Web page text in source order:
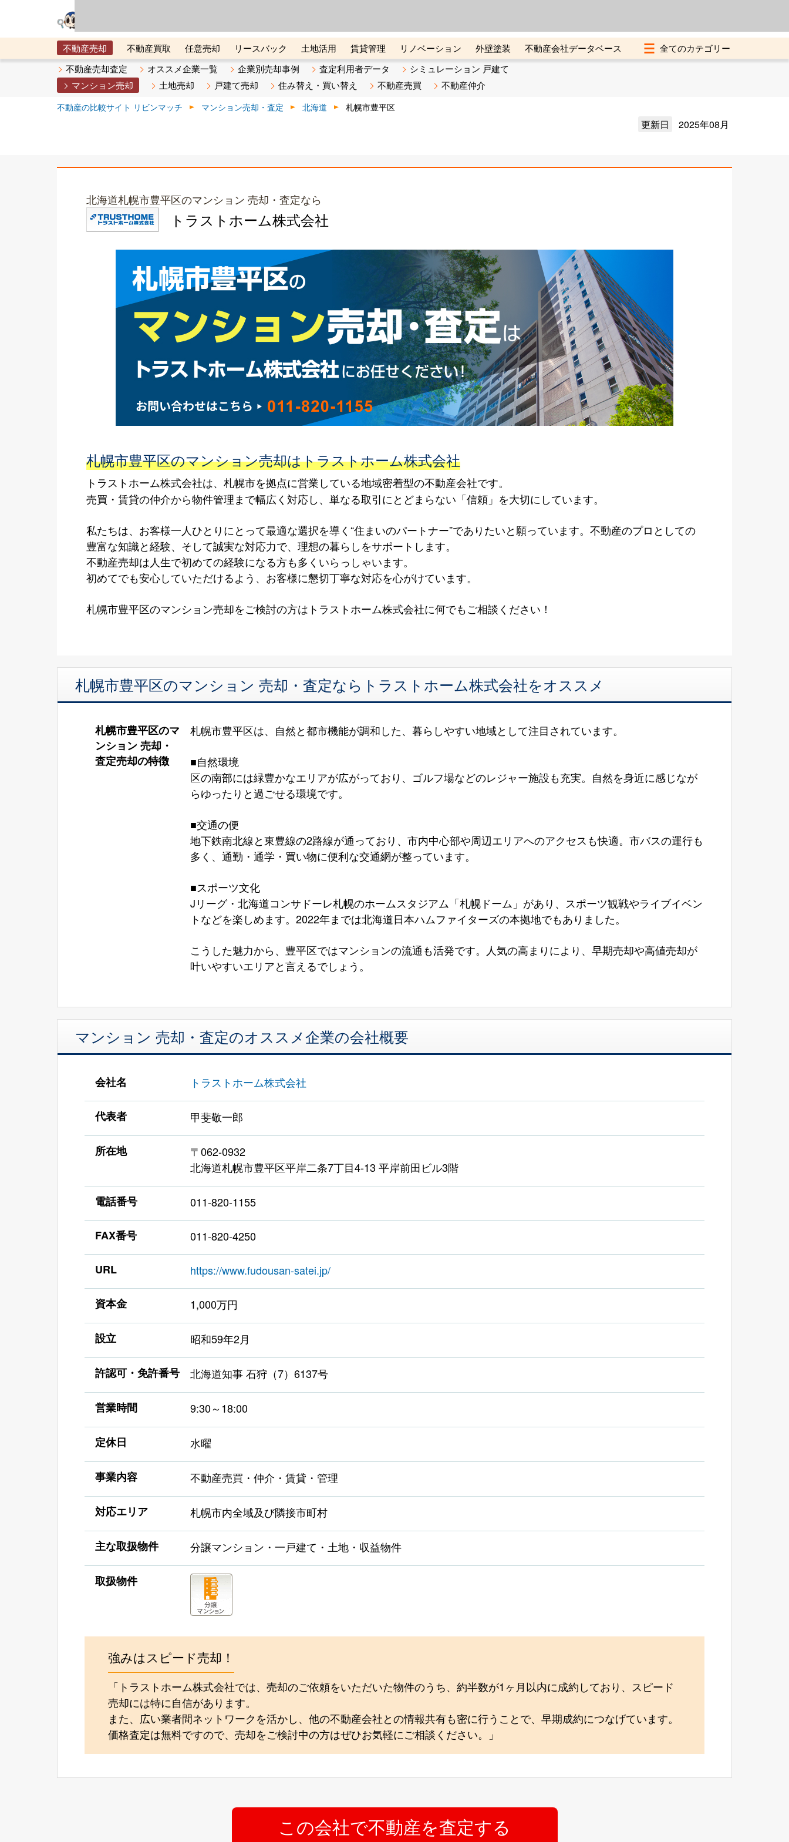
不動産売却 不動産買取 任意売却 リースバック 土地活用 賃貸管理 リノベーション 外壁塗装
不動産会社データベース
メタ住宅展示場
ベスト不動産カンパニー オンライン講座 リビンマガジンBiz 不動産売却ご相談デスク
不動産売却査定 オススメ企業一覧 企業別売却事例 査定利用者データ
シミュレーション 戸建て
マンション売却
土地売却 戸建て売却 住み替え・買い替え 不動産売買 不動産仲介
不動産の比較サイト リビンマッチ マンション売却・査定 北海道 札幌市豊平区
更新日 2025年08月
北海道札幌市豊平区のマンション 売却・査定なら
トラストホーム株式会社
札幌市豊平区のマンション売却はトラストホーム株式会社
トラストホーム株式会社は、札幌市を拠点に営業している地域密着型の不動産会社です。
売買・賃貸の仲介から物件管理まで幅広く対応し、単なる取引にとどまらない「信頼」を大切にしています。
私たちは、お客様一人ひとりにとって最適な選択を導く“住まいのパートナー”でありたいと願っています。不動産のプロとしての
豊富な知識と経験、そして誠実な対応力で、理想の暮らしをサポートします。
不動産売却は人生で初めての経験になる方も多くいらっしゃいます。
初めてでも安心していただけるよう、お客様に懇切丁寧な対応を心がけています。
札幌市豊平区のマンション売却をご検討の方はトラストホーム株式会社に何でもご相談ください！
札幌市豊平区のマンション 売却・査定ならトラストホーム株式会社をオススメ
札幌市豊平区のマ
ンション 売却・
査定売却の特徴
札幌市豊平区は、自然と都市機能が調和した、暮らしやすい地域として注目されています。
■自然環境
区の南部には緑豊かなエリアが広がっており、ゴルフ場などのレジャー施設も充実。自然を身近に感じなが
らゆったりと過ごせる環境です。
■交通の便
地下鉄南北線と東豊線の2路線が通っており、市内中心部や周辺エリアへのアクセスも快適。市バスの運行も
多く、通勤・通学・買い物に便利な交通網が整っています。
■スポーツ文化
Jリーグ・北海道コンサドーレ札幌のホームスタジアム「札幌ドーム」があり、スポーツ観戦やライブイベン
トなどを楽しめます。2022年までは北海道日本ハムファイターズの本拠地でもありました。
こうした魅力から、豊平区ではマンションの流通も活発です。人気の高まりにより、早期売却や高値売却が
叶いやすいエリアと言えるでしょう。
マンション 売却・査定のオススメ企業の会社概要
会社名 トラストホーム株式会社
代表者 甲斐敬一郎
所在地
〒062-0932
北海道札幌市豊平区平岸二条7丁目4-13 平岸前田ビル3階
電話番号 011-820-1155
FAX番号 011-820-4250
URL https://www.fudousan-satei.jp/
資本金 1,000万円
設立 昭和59年2月
許認可・免許番号 北海道知事 石狩（7）6137号
営業時間 9:30～18:00
定休日 水曜
事業内容 不動産売買・仲介・賃貸・管理
対応エリア 札幌市内全域及び隣接市町村
主な取扱物件 分譲マンション・一戸建て・土地・収益物件
取扱物件
強みはスピード売却！
「トラストホーム株式会社では、売却のご依頼をいただいた物件のうち、約半数が1ヶ月以内に成約しており、スピード
売却には特に自信があります。
また、広い業者間ネットワークを活かし、他の不動産会社との情報共有も密に行うことで、早期成約につなげています。
価格査定は無料ですので、売却をご検討中の方はぜひお気軽にご相談ください。」